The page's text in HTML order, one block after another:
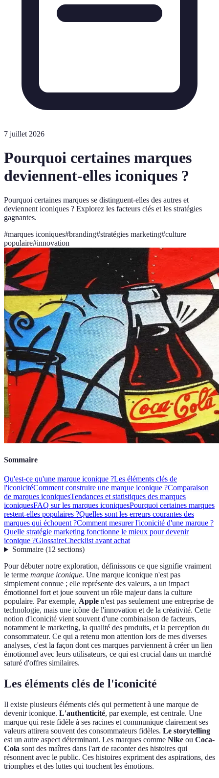
7 juillet 2026
Pourquoi certaines marques
deviennent-elles iconiques ?
Pourquoi certaines marques se distinguent-elles des autres et
deviennent iconiques ? Explorez les facteurs clés et les stratégies
gagnantes.
#marques iconiques#branding#stratégies marketing#culture
populaire#innovation
Sommaire
Qu'est-ce qu'une marque iconique ?Les éléments clés de
l'iconicitéComment construire une marque iconique ?Comparaison
de marques iconiquesTendances et statistiques des marques
iconiquesFAQ sur les marques iconiquesPourquoi certaines marques
restent-elles populaires ?Quelles sont les erreurs courantes des
marques qui échouent ?Comment mesurer l'iconicité d'une marque ?
Quelle stratégie marketing fonctionne le mieux pour devenir
iconique ?GlossaireChecklist avant achat
Sommaire(12 sections)
Pour débuter notre exploration, définissons ce que signifie vraiment
le terme marque iconique. Une marque iconique n'est pas
simplement connue ; elle représente des valeurs, a un impact
émotionnel fort et joue souvent un rôle majeur dans la culture
populaire. Par exemple, Apple n'est pas seulement une entreprise de
technologie, mais une icône de l'innovation et de la créativité. Cette
notion d'iconicité vient souvent d'une combinaison de facteurs,
notamment le marketing, la qualité des produits, et la perception du
consommateur. Ce qui a retenu mon attention lors de mes diverses
analyses, c'est la façon dont ces marques parviennent à créer un lien
émotionnel avec leurs utilisateurs, ce qui est crucial dans un marché
saturé d'offres similaires.
Les éléments clés de l'iconicité
Il existe plusieurs éléments clés qui permettent à une marque de
devenir iconique. L'authenticité, par exemple, est centrale. Une
marque qui reste fidèle à ses racines et communique clairement ses
valeurs attirera souvent des consommateurs fidèles. Le storytelling
est un autre aspect déterminant. Les marques comme Nike ou Coca-
Cola sont des maîtres dans l'art de raconter des histoires qui
résonnent avec le public. Ces histoires expriment des aspirations, des
triomphes et des luttes qui touchent les émotions.